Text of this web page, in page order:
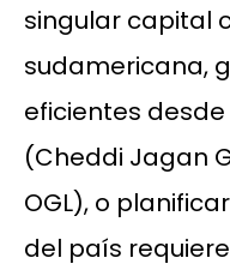
singular capital
sudamericana,
eficientes
(Cheddi Jagan
OGL), o
del país